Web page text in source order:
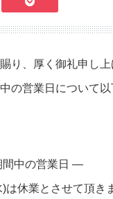
り、厚く御礼申し上
の営業日について
間中の営業日 —
休業とさせて頂き